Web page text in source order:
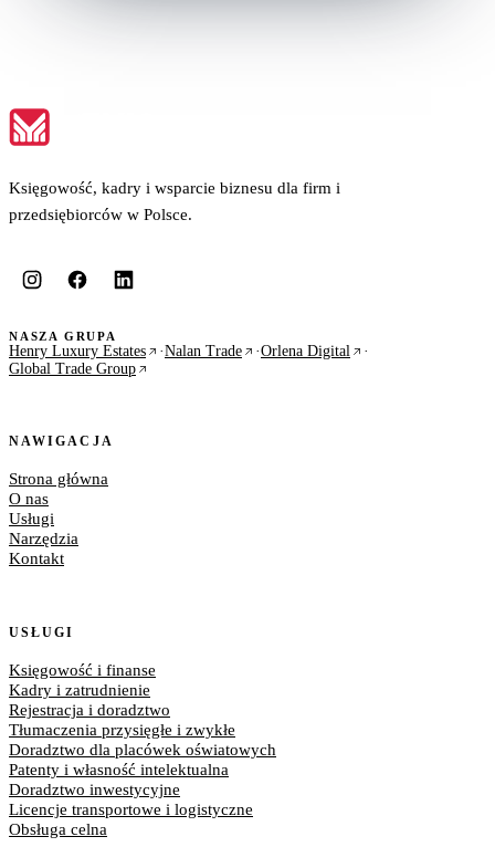
Księgowość, kadry i wsparcie biznesu dla firm i
przedsiębiorców w Polsce.
NASZA GRUPA
Henry Luxury Estates ·Nalan Trade ·Orlena Digital
·
Global Trade Group
NAWIGACJA
Strona główna
O nas
Usługi
Narzędzia
Kontakt
USŁUGI
Księgowość i finanse
Kadry i zatrudnienie
Rejestracja i doradztwo
Tłumaczenia przysięgłe i zwykłe
Doradztwo dla placówek oświatowych
Patenty i własność intelektualna
Doradztwo inwestycyjne
Licencje transportowe i logistyczne
Obsługa celna